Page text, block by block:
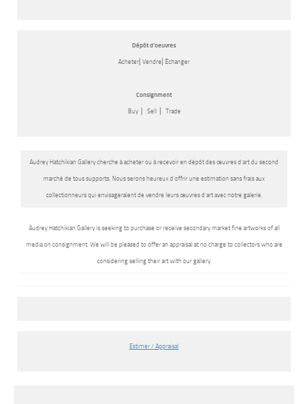
Dépôt d’oeuvres
Acheter⎜Vendre⎜Échanger
Consignment
Buy ⎜ Sell ⎜ Trade
Audrey Hatchikian Gallery cherche à acheter ou à recevoir en dépôt des œuvres d’art du second
marché de tous supports. Nous serons heureux d’offrir une estimation sans frais aux
collectionneurs qui envisageraient de vendre leurs œuvres d’art avec notre galerie.
Audrey Hatchikian Gallery is seeking to purchase or receive secondary market fine artworks of all
media on consignment. We will be pleased to offer an appraisal at no charge to collectors who are
considering selling their art with our gallery.
Estimer / Appraisal